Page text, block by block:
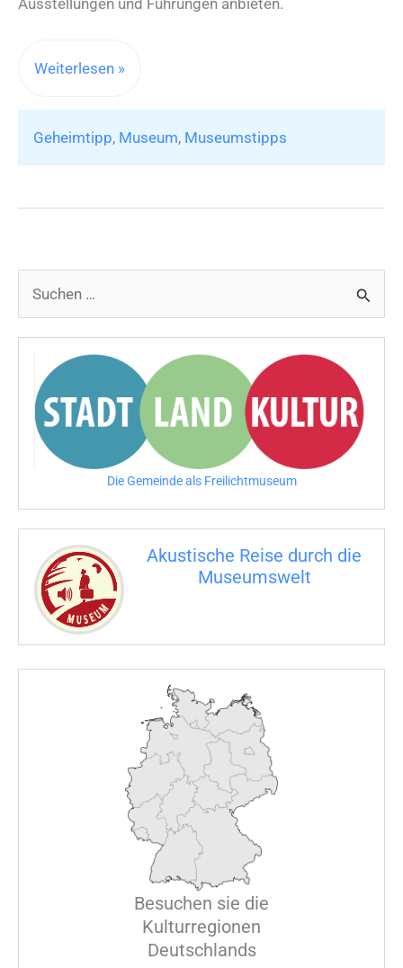
Ausstellungen und Führungen anbieten.
Geheimtipps:
in
Hamburg
Weiterlesen »
Geheimtipp, Museum, Museumstipps
u
c
Die Gemeinde als Freilichtmuseum
MUSEUM
Akustische Reise durch die
Museumswelt
Besuchen sie die
Kulturregionen
Deutschlands